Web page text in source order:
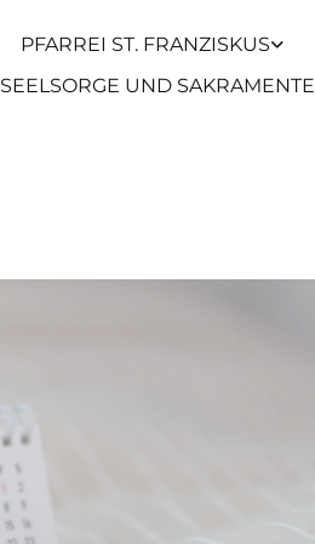
PFARREI ST. FRANZISKUS
SEELSORGE UND SAKRAMENTE